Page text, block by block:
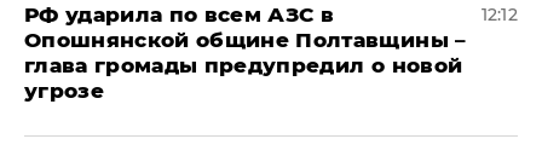
РФ ударила по всем АЗС в
Опошнянской общине Полтавщины –
глава громады предупредил о новой
угрозе
12:12